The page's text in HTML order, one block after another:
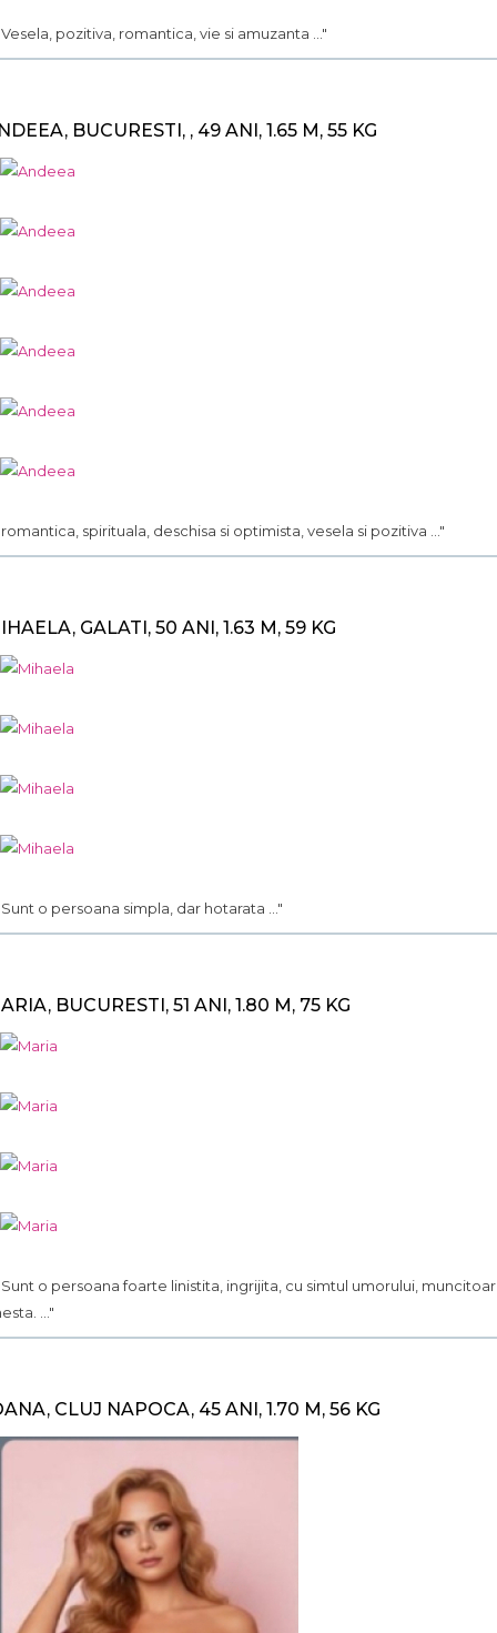
Vesela, pozitiva, romantica, vie si amuzanta ..."
BUCURESTI, , 49 ANI, 1.65 M, 55 KG
romantica, spirituala, deschisa si optimista, vesela si pozitiva ..."
GALATI, 50 ANI, 1.63 M, 59 KG
Sunt o persoana simpla, dar hotarata ..."
BUCURESTI, 51 ANI, 1.80 M, 75 KG
Sunt o persoana foarte linistita, ingrijita, cu simtul umorului,
..."
CLUJ NAPOCA, 45 ANI, 1.70 M, 56 KG